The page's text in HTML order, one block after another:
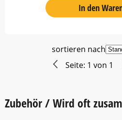
In den
sortieren nach
Seite: 1 von 1
Zubehör / Wird oft